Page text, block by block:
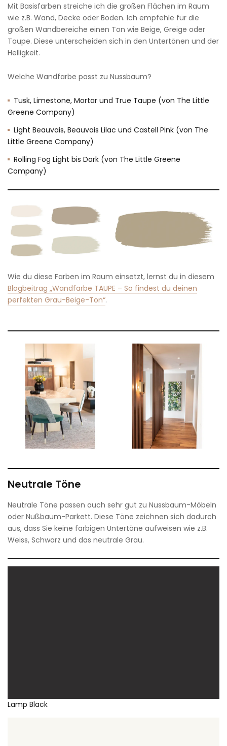
Mit Basisfarben streiche ich die großen Flächen im Raum
wie z.B. Wand, Decke oder Boden. Ich empfehle für die
großen Wandbereiche einen Ton wie Beige, Greige oder
Taupe. Diese unterscheiden sich in den Untertönen und der
Helligkeit.
Welche Wandfarbe passt zu Nussbaum?
Tusk, Limestone, Mortar und True Taupe (von The Little
Greene Company)
Light Beauvais, Beauvais Lilac und Castell Pink (von The
Little Greene Company)
Rolling Fog Light bis Dark (von The Little Greene
Company)
Wie du diese Farben im Raum einsetzt, lernst du in diesem
Blogbeitrag „Wandfarbe TAUPE – So findest du deinen
perfekten Grau-Beige-Ton“.
Neutrale Töne
Neutrale Töne passen auch sehr gut zu Nussbaum-Möbeln
oder Nußbaum-Parkett. Diese Töne zeichnen sich dadurch
aus, dass Sie keine farbigen Untertöne aufweisen wie z.B.
Weiss, Schwarz und das neutrale Grau.
Lamp Black